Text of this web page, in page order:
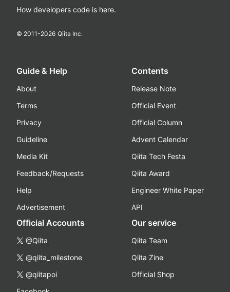
How developers code is here.
© 2011-2026 Qiita Inc.
Guide & Help
About
Terms
Privacy
Guideline
Media Kit
Feedback/Requests
Help
Advertisement
Contents
Release Note
Official Event
Official Column
Advent Calendar
Qiita Tech Festa
Qiita Award
Engineer White Paper
API
Official Accounts
@Qiita
@qiita_milestone
@qiitapoi
Our service
Qiita Team
Qiita Zine
Official Shop